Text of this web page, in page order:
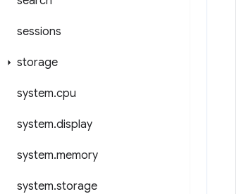
sessions
storage
system.cpu
system.display
system.memory
system.storage